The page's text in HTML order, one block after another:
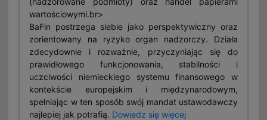
wartościowymi.br>
BaFin postrzega siebie jako perspektywiczny oraz
zorientowany na ryzyko organ nadzorczy. Działa
zdecydownie i rozważnie, przyczyniając się do
prawidłowego funkcjonowania, stabilności i
uczciwości niemieckiego systemu finansowego w
kontekście europejskim i międzynarodowym,
spełniając w ten sposób swój mandat ustawodawczy
najlepiej jak potrafią. Dowiedz się więcej